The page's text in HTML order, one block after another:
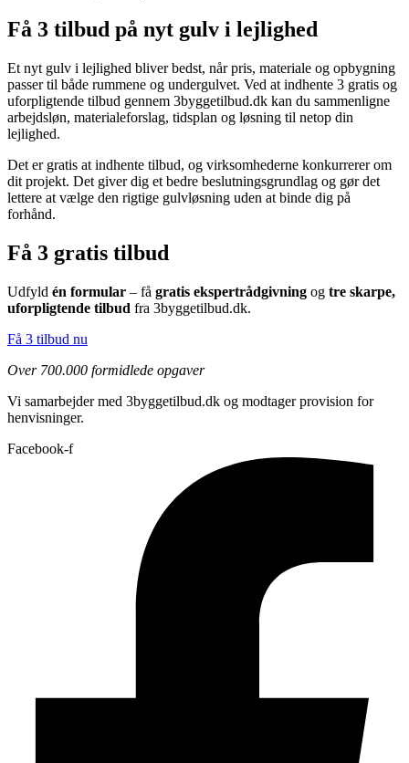
Få 3 tilbud på nyt gulv i lejlighed
Et nyt gulv i lejlighed bliver bedst, når pris, materiale og opbygning
passer til både rummene og undergulvet. Ved at indhente 3 gratis og
uforpligtende tilbud gennem 3byggetilbud.dk kan du sammenligne
arbejdsløn, materialeforslag, tidsplan og løsning til netop din
lejlighed.
Det er gratis at indhente tilbud, og virksomhederne konkurrerer om
dit projekt. Det giver dig et bedre beslutningsgrundlag og gør det
lettere at vælge den rigtige gulvløsning uden at binde dig på
forhånd.
Få 3 gratis tilbud
Udfyld én formular – få gratis ekspertrådgivning og tre skarpe,
uforpligtende tilbud fra 3byggetilbud.dk.
Få 3 tilbud nu
Over 700.000 formidlede opgaver
Vi samarbejder med 3byggetilbud.dk og modtager provision for
henvisninger.
Facebook-f